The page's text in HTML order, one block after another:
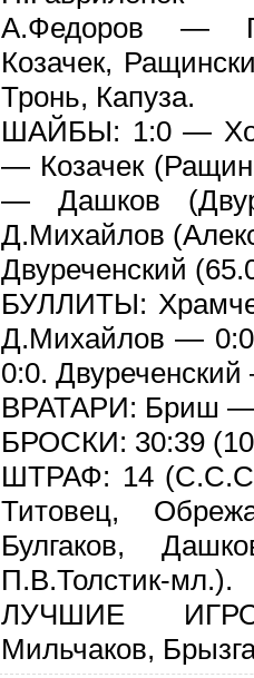
А.Федоров —
Козачек,
Тронь, Капуза.
ШАЙБЫ: 1:0 —
— Козачек
— Дашков
Д.Михайлов
Двуреченский
БУЛЛИТЫ:
Д.Михайлов—
0:0. Двуреченский
ВРАТАРИ: Бриш —
БРОСКИ: 30:39
ШТРАФ: 14
Титовец,
Булгаков,
П.В.Толстик-мл.).
ЛУЧШИЕ
Мильчаков,